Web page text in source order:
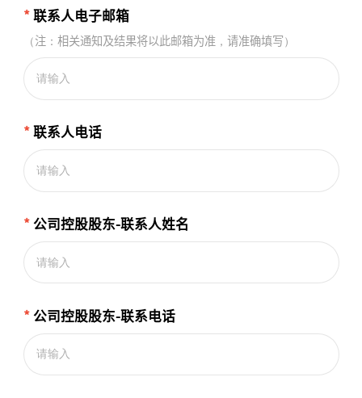
*联系人电子邮箱
（注：相关通知及结果将以此邮箱为准，请准确填写）
*联系人电话
*公司控股股东-联系人姓名
*公司控股股东-联系电话